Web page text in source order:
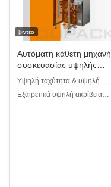
βίντεο
Αυτόματη κάθετη μηχανή
συσκευασίας υψηλής
ταχύτητας Μηχανή
συσκευασίας τροφίμων με
κόκκους ξηρών καρπών
Υψηλή ταχύτητα & υψηλή
απόδοση: Ταχύτητα
Εξαιρετικά υψηλή ακρίβεια